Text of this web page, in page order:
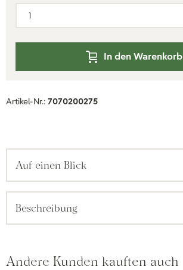
In den Warenkorb
Artikel-Nr.: 7070200275
Auf einen Blick
Beschreibung
Andere Kunden kauften auch